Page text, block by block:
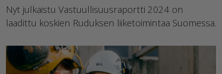
Nyt julkaistu Vastuullisuusraportti 2024 on
laadittu koskien Ruduksen liiketoimintaa Suomessa.